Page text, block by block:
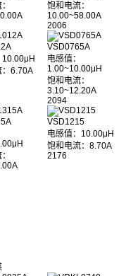
饱和电流：
10.00~58.00A
2006
10.00μH
：6.70A
VSD0765A
电感值：
1.00~10.00μH
饱和电流：
3.10~12.20A
2094
VSD1215
电感值：10.00μH
饱和电流：8.70A
2176